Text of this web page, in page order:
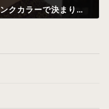
2023年春夏はピンクカラーで決まり！！